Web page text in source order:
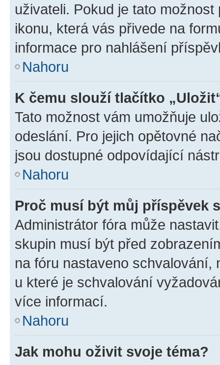
uživateli. Pokud je tato
ikonu, která vás přivede na
informace pro nahlášení
Nahoru
K čemu slouží tlačítko
Tato možnost vám umožňuje
odeslání. Pro jejich opětovné
jsou dostupné odpovídající
Nahoru
Proč musí být můj příspěvek
Administrátor fóra může
skupin musí být před
na fóru nastaveno schvalování,
u které je schvalování
více informací.
Nahoru
Jak mohu oživit svoje téma?